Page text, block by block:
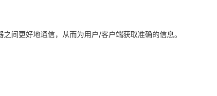
间更好地通信，从而为用户/客户端获取准确的信息。